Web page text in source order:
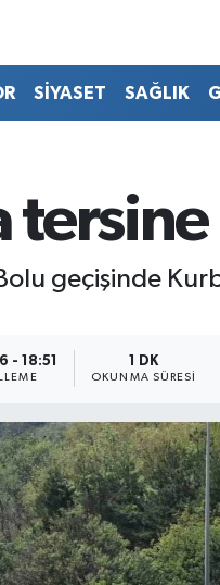
SİYASET SAĞLIK
geçişinde
- 18:51 1 DK
OKUNMA SÜRESI